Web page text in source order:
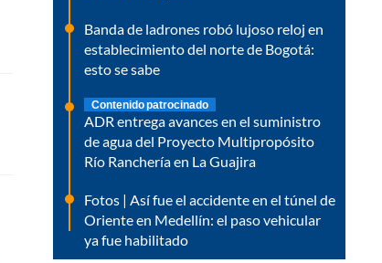
Banda de ladrones robó lujoso reloj en
establecimiento del norte de Bogotá:
esto se sabe
Contenido patrocinado
ADR entrega avances en el suministro
de agua del Proyecto Multipropósito
Río Ranchería en La Guajira
Fotos | Así fue el accidente en el túnel de
Oriente en Medellín: el paso vehicular
ya fue habilitado